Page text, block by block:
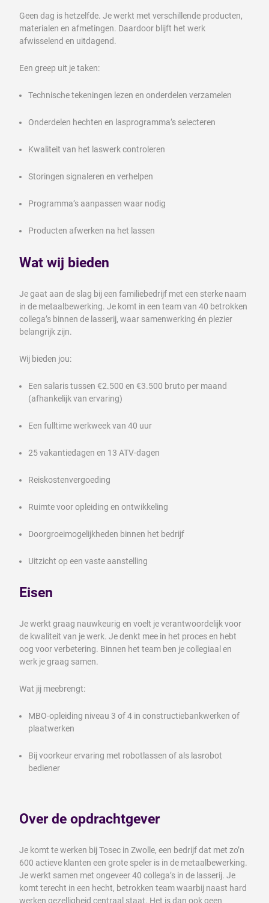
Geen dag is hetzelfde. Je werkt met verschillende producten,
materialen en afmetingen. Daardoor blijft het werk
afwisselend en uitdagend.
Een greep uit je taken:
Technische tekeningen lezen en onderdelen verzamelen
Onderdelen hechten en lasprogramma’s selecteren
Kwaliteit van het laswerk controleren
Storingen signaleren en verhelpen
Programma’s aanpassen waar nodig
Producten afwerken na het lassen
Wat wij bieden
Je gaat aan de slag bij een familiebedrijf met een sterke naam
in de metaalbewerking. Je komt in een team van 40 betrokken
collega’s binnen de lasserij, waar samenwerking én plezier
belangrijk zijn.
Wij bieden jou:
Een salaris tussen €2.500 en €3.500 bruto per maand
(afhankelijk van ervaring)
Een fulltime werkweek van 40 uur
25 vakantiedagen en 13 ATV-dagen
Reiskostenvergoeding
Ruimte voor opleiding en ontwikkeling
Doorgroeimogelijkheden binnen het bedrijf
Uitzicht op een vaste aanstelling
Eisen
Je werkt graag nauwkeurig en voelt je verantwoordelijk voor
de kwaliteit van je werk. Je denkt mee in het proces en hebt
oog voor verbetering. Binnen het team ben je collegiaal en
werk je graag samen.
Wat jij meebrengt:
MBO-opleiding niveau 3 of 4 in constructiebankwerken of
plaatwerken
Bij voorkeur ervaring met robotlassen of als lasrobot
bediener
Over de opdrachtgever
Je komt te werken bij Tosec in Zwolle, een bedrijf dat met zo’n
600 actieve klanten een grote speler is in de metaalbewerking.
Je werkt samen met ongeveer 40 collega’s in de lasserij. Je
komt terecht in een hecht, betrokken team waarbij naast hard
werken gezelligheid centraal staat. Het is dan ook geen